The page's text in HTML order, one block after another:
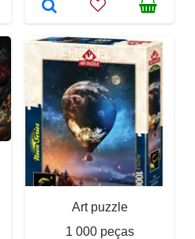
Art puzzle
1 000 peças